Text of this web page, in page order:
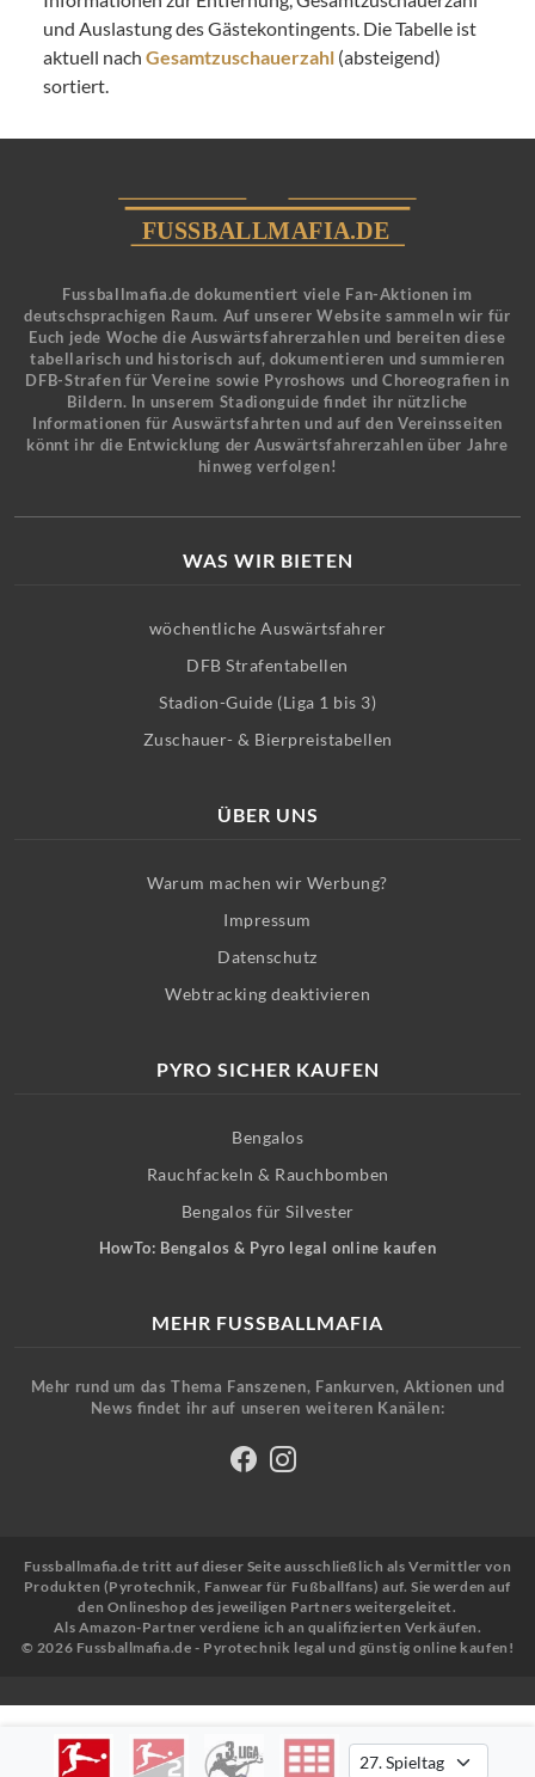
und Auslastung des Gästekontingents. Die Tabelle ist
aktuell nach Gesamtzuschauerzahl (absteigend)
sortiert.
Fussballmafia.de dokumentiert viele Fan-Aktionen im
deutschsprachigen Raum. Auf unserer Website sammeln wir für
Euch jede Woche die Auswärtsfahrerzahlen und bereiten diese
tabellarisch und historisch auf, dokumentieren und summieren
DFB-Strafen für Vereine sowie Pyroshows und Choreografien in
Bildern. In unserem Stadionguide findet ihr nützliche
Informationen für Auswärtsfahrten und auf den Vereinsseiten
könnt ihr die Entwicklung der Auswärtsfahrerzahlen über Jahre
hinweg verfolgen!
WAS WIR BIETEN
wöchentliche Auswärtsfahrer
DFB Strafentabellen
Stadion-Guide (Liga 1 bis 3)
Zuschauer- & Bierpreistabellen
ÜBER UNS
Warum machen wir Werbung?
Impressum
Datenschutz
Webtracking deaktivieren
PYRO SICHER KAUFEN
Bengalos
Rauchfackeln & Rauchbomben
Bengalos für Silvester
HowTo: Bengalos & Pyro legal online kaufen
MEHR FUSSBALLMAFIA
Mehr rund um das Thema Fanszenen, Fankurven, Aktionen und
News findet ihr auf unseren weiteren Kanälen:
Fussballmafia.de tritt auf dieser Seite ausschließlich als Vermittler von
Produkten (Pyrotechnik, Fanwear für Fußballfans) auf. Sie werden auf
den Onlineshop des jeweiligen Partners weitergeleitet.
Als Amazon-Partner verdiene ich an qualifizierten Verkäufen.
© 2026 Fussballmafia.de - Pyrotechnik legal und günstig online kaufen!